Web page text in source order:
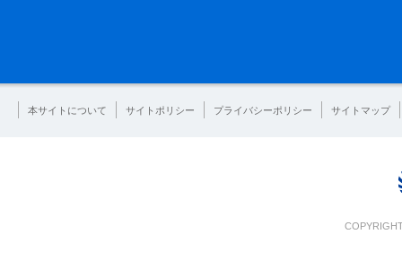
本サイトについて サイトポリシー プライバシーポリシー サイトマップ